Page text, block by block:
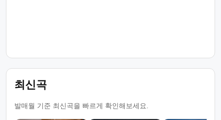
최신곡
발매월 기준 최신곡을 빠르게 확인해보세요.